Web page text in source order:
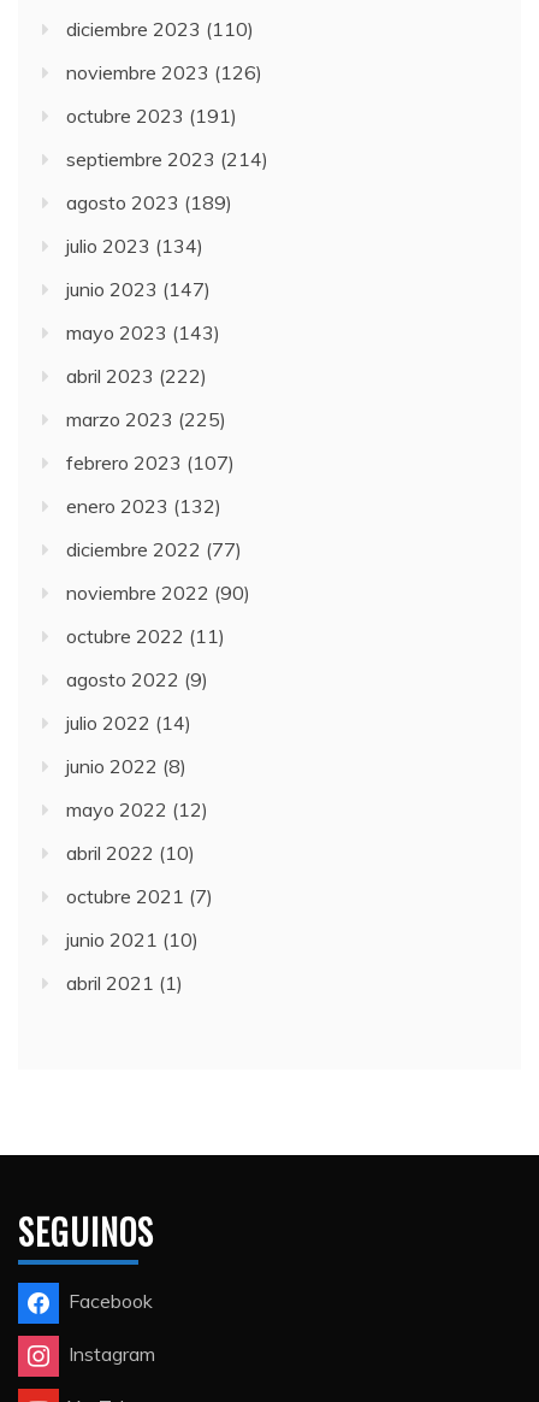
diciembre 2023 (110)
noviembre 2023 (126)
octubre 2023 (191)
septiembre 2023 (214)
agosto 2023 (189)
julio 2023 (134)
junio 2023 (147)
mayo 2023 (143)
abril 2023 (222)
marzo 2023 (225)
febrero 2023 (107)
enero 2023 (132)
diciembre 2022 (77)
noviembre 2022 (90)
octubre 2022 (11)
agosto 2022 (9)
julio 2022 (14)
junio 2022 (8)
mayo 2022 (12)
abril 2022 (10)
octubre 2021 (7)
junio 2021 (10)
abril 2021 (1)
SEGUINOS
Facebook
Instagram